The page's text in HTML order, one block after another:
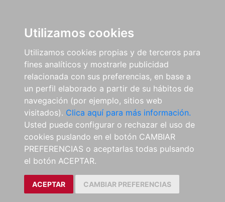
Utilizamos cookies
Utilizamos cookies propias y de terceros para
fines analíticos y mostrarle publicidad
relacionada con sus preferencias, en base a
un perfil elaborado a partir de su hábitos de
navegación (por ejemplo, sitios web
visitados). Clica aquí para más información.
Usted puede configurar o rechazar el uso de
cookies puslando en el botón CAMBIAR
PREFERENCIAS o aceptarlas todas pulsando
el botón ACEPTAR.
ACEPTAR CAMBIAR PREFERENCIAS